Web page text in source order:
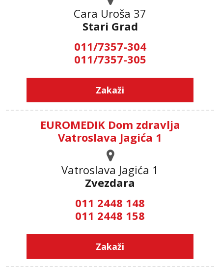
Cara Uroša 37
Stari Grad
011/7357-304
011/7357-305
Zakaži
EUROMEDIK Dom zdravlja
Vatroslava Jagića 1
Vatroslava Jagića 1
Zvezdara
011 2448 148
011 2448 158
Zakaži